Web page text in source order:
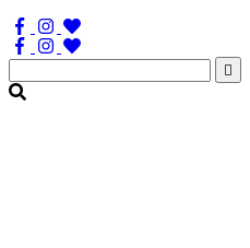
Søg
efter: